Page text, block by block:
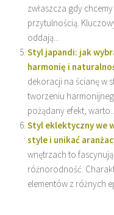
zwłaszcza gdy
przytulnością.
oddają...
Styl japandi: jak
harmonię i
dekoracji na ścianę w
tworzeniu
pożądany efekt, warto...
Styl eklektyczny we
style i unikać
wnętrzach to
różnorodność.
elementów z różnych